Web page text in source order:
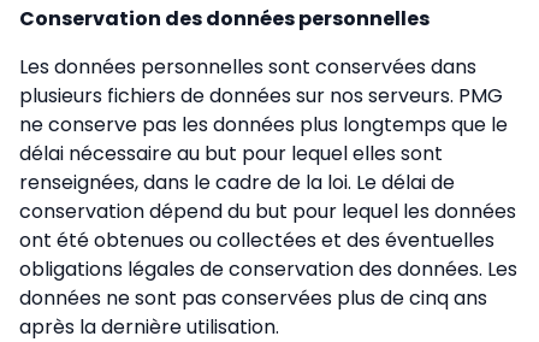
Conservation des données personnelles
Les données personnelles sont conservées dans
plusieurs fichiers de données sur nos serveurs. PMG
ne conserve pas les données plus longtemps que le
délai nécessaire au but pour lequel elles sont
renseignées, dans le cadre de la loi. Le délai de
conservation dépend du but pour lequel les données
ont été obtenues ou collectées et des éventuelles
obligations légales de conservation des données. Les
données ne sont pas conservées plus de cinq ans
après la dernière utilisation.